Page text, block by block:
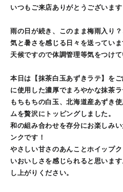
いつもご来店ありがとうございます
雨の日が続き、このまま梅雨入り
気と暑さを感じる日々を送ってい
天候ですので体調管理等気をつけて
本日は【抹茶白玉あずきラテ】を
に使用した濃厚でまろやかな抹茶ラ
もちもちの白玉、北海道産あずき
ムを贅沢にトッピングしました。
和の組み合わせを存分にお楽しみ
ンクです！
やさしい甘さのあんことホイップ
いおいしさを感じられると思いま
し上がりください。